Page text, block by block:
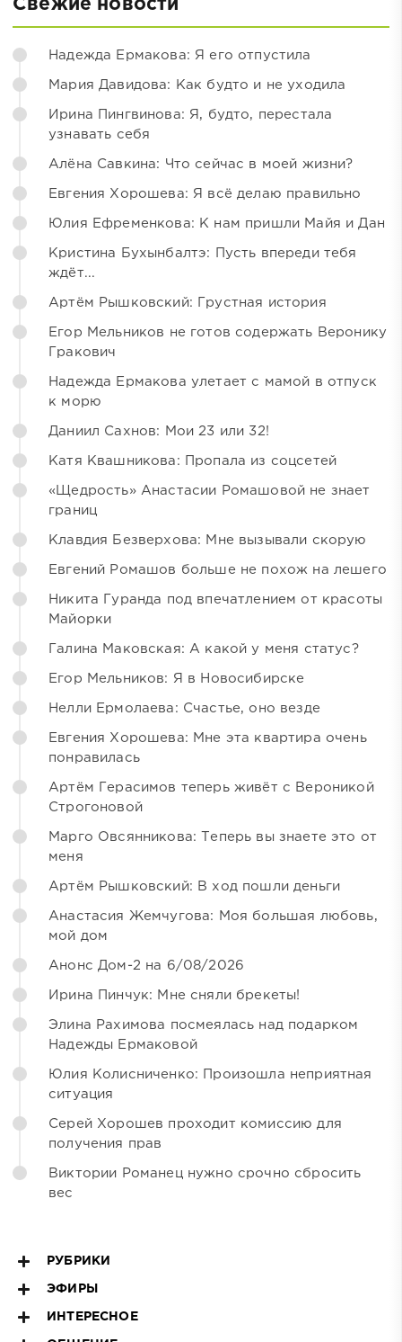
Свежие новости
Надежда Ермакова: Я его отпустила
Мария Давидова: Как будто и не уходила
Ирина Пингвинова: Я, будто, перестала
узнавать себя
Алёна Савкина: Что сейчас в моей жизни?
Евгения Хорошева: Я всё делаю правильно
Юлия Ефременкова: К нам пришли Майя и Дан
Кристина Бухынбалтэ: Пусть впереди тебя
ждёт...
Артём Рышковский: Грустная история
Егор Мельников не готов содержать Веронику
Гракович
Надежда Ермакова улетает с мамой в отпуск
к морю
Даниил Сахнов: Мои 23 или 32!
Катя Квашникова: Пропала из соцсетей
«Щедрость» Анастасии Ромашовой не знает
границ
Клавдия Безверхова: Мне вызывали скорую
Евгений Ромашов больше не похож на лешего
Никита Гуранда под впечатлением от красоты
Майорки
Галина Маковская: А какой у меня статус?
Егор Мельников: Я в Новосибирске
Нелли Ермолаева: Счастье, оно везде
Евгения Хорошева: Мне эта квартира очень
понравилась
Артём Герасимов теперь живёт с Вероникой
Строгоновой
Марго Овсянникова: Теперь вы знаете это от
меня
Артём Рышковский: В ход пошли деньги
Анастасия Жемчугова: Моя большая любовь,
мой дом
Анонс Дом-2 на 6/08/2026
Ирина Пинчук: Мне сняли брекеты!
Элина Рахимова посмеялась над подарком
Надежды Ермаковой
Юлия Колисниченко: Произошла неприятная
ситуация
Серей Хорошев проходит комиссию для
получения прав
Виктории Романец нужно срочно сбросить
вес
РУБРИКИ
ЭФИРЫ
ИНТЕРЕСНОЕ